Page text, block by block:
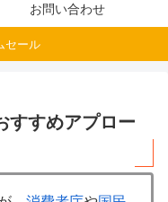
お問い合わせ
セール
すすめアプロー